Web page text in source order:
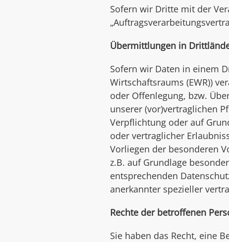
Sofern wir Dritte mit der
Übermittlungen in
Sofern wir Daten in einem
Wirtschaftsraums (EWR))
oder Offenlegung, bzw.
unserer (vor)vertraglichen
Verpflichtung oder auf
oder vertraglicher
Vorliegen der besonderen
z.B. auf Grundlage
entsprechenden
anerkannter spezieller
Rechte der betroffenen
Sie haben das Recht, eine